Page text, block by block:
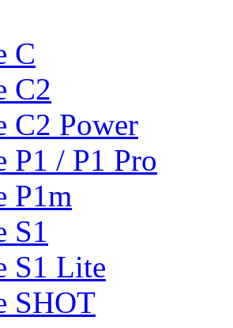
C
C2
C2 Power
P1 / P1 Pro
P1m
S1
S1 Lite
SHOT